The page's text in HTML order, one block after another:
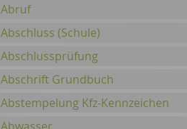
Abruf
Abschluss (Schule)
Abschlussprüfung
Abschrift Grundbuch
Abstempelung Kfz-Kennzeichen